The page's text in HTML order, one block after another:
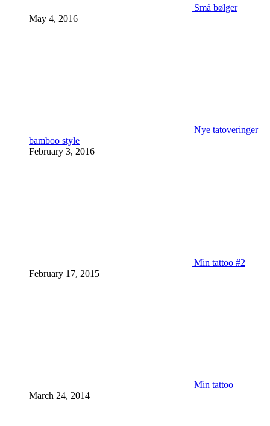
Små bølger
May 4, 2016
Nye tatoveringer –
bamboo style
February 3, 2016
Min tattoo #2
February 17, 2015
Min tattoo
March 24, 2014